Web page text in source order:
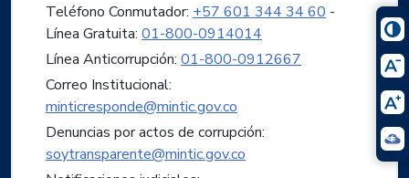
Teléfono Conmutador: +57 601 344 34 60 -
Línea Gratuita: 01-800-0914014
Línea Anticorrupción: 01-800-0912667
Correo Institucional:
minticresponde@mintic.gov.co
Denuncias por actos de corrupción:
soytransparente@mintic.gov.co